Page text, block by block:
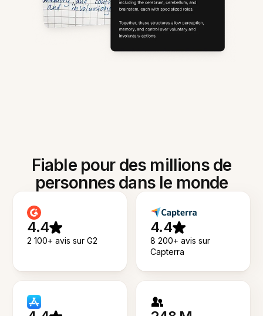
Fiable pour des millions de
personnes dans le monde
4.4
2 100+ avis sur G2
4.4
8 200+ avis sur
Capterra